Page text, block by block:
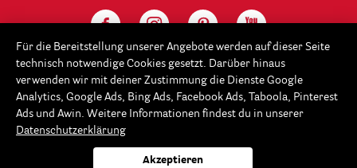
Service
Für die Bereitstellung unserer Angebote werden auf dieser Seite
technisch notwendige Cookies gesetzt. Darüber hinaus
verwenden wir mit deiner Zustimmung die Dienste Google
Analytics, Google Ads, Bing Ads, Facebook Ads, Taboola, Pinterest
Ads und Awin. Weitere Informationen findest du in unserer
Datenschutzerklärung
Akzeptieren